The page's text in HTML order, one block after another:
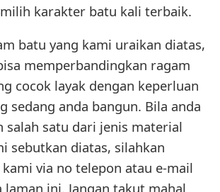
karakter batu kali terbaik.
batu yang kami uraikan diatas,
memperbandingkan ragam
cocok layak dengan keperluan
sedang anda bangun. Bila anda
salah satu dari jenis material
sebutkan diatas, silahkan
via no telepon atau e-mail
laman ini. Jangan takut mahal